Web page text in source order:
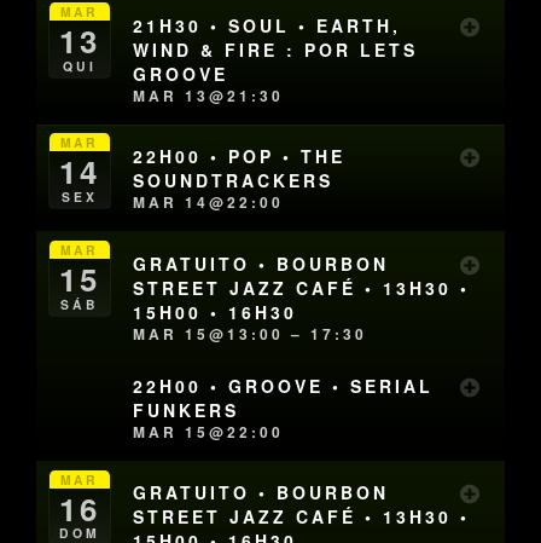
MAR
13
QUI
21H30 • SOUL • EARTH,
WIND & FIRE : POR LETS
GROOVE
MAR 13@21:30
MAR
14
SEX
22H00 • POP • THE
SOUNDTRACKERS
MAR 14@22:00
MAR
15
SÁB
GRATUITO • BOURBON
STREET JAZZ CAFÉ • 13H30 •
15H00 • 16H30
MAR 15@13:00 – 17:30
22H00 • GROOVE • SERIAL
FUNKERS
MAR 15@22:00
MAR
16
DOM
GRATUITO • BOURBON
STREET JAZZ CAFÉ • 13H30 •